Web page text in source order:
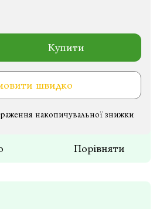
Купити
швидко
накопичувальної знижки
Порівняти